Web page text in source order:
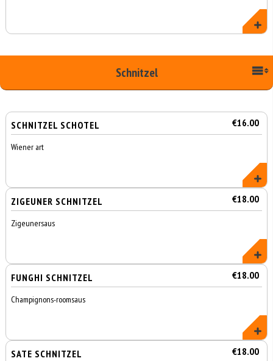
Schnitzel
SCHNITZEL SCHOTEL €16.00
Wiener art
ZIGEUNER SCHNITZEL €18.00
Zigeunersaus
FUNGHI SCHNITZEL €18.00
Champignons-roomsaus
SATE SCHNITZEL €18.00